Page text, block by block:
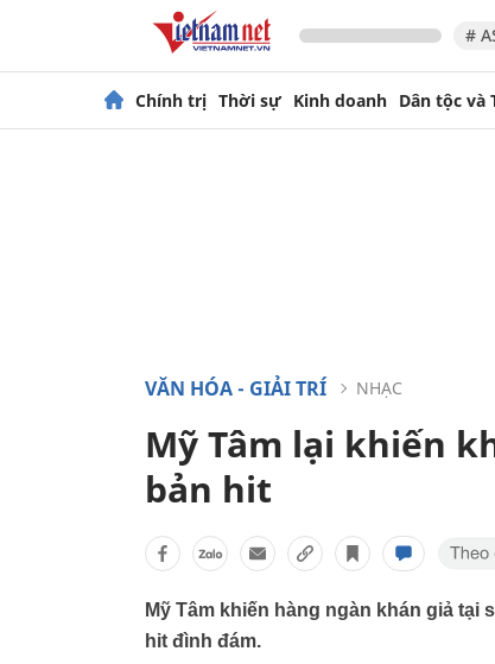
#
Chính trị Thời sự Kinh doanh Dân tộc và
VĂN HÓA - GIẢI TRÍ NHẠC
Mỹ Tâm lại khiến
bản hit
Mỹ Tâm khiến hàng ngàn khán giả
hit đình đám.